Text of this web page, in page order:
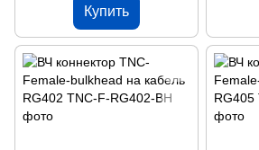
Купить